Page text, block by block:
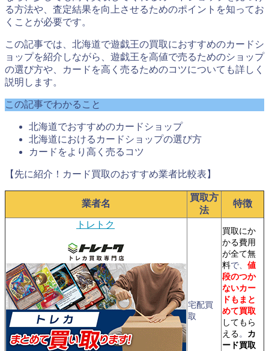
る方法や、査定結果を向上させるためのポイントを知ってお
くことが必要です。
この記事では、北海道で遊戯王の買取におすすめのカードシ
ョップを紹介しながら、遊戯王を高値で売るためのショップ
の選び方や、カードを高く売るためのコツについても詳しく
説明します。
この記事でわかること
北海道でおすすめのカードショップ
北海道におけるカードショップの選び方
カードをより高く売るコツ
【先に紹介！カード買取のおすすめ業者比較表】
業者名
買取方
法
特徴
トレトク
宅配買
取
買取にか
かる費用
が全て無
料で、 値
段のつか
ないカー
ドもまと
めて買取
してもら
える。 カ
ード買取